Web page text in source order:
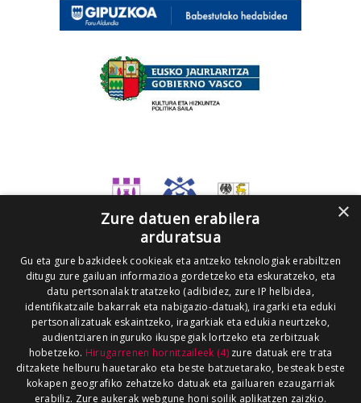
×
Zure datuen erabilera
arduratsua
Gu eta gure bazkideek cookieak eta antzeko teknologiak erabiltzen
ditugu zure gailuan informazioa gordetzeko eta eskuratzeko, eta
datu pertsonalak tratatzeko (adibidez, zure IP helbidea,
identifikatzaile bakarrak eta nabigazio-datuak), iragarki eta eduki
pertsonalizatuak eskaintzeko, iragarkiak eta edukia neurtzeko,
audientziaren inguruko ikuspegiak lortzeko eta zerbitzuak
hobetzeko. Hirugarrenen hornitzaileek (4)zure datuak ere trata
ditzakete helburu hauetarako eta beste batzuetarako, besteak beste
kokapen geografiko zehatzeko datuak eta gailuaren ezaugarriak
erabiliz. Zure aukerak webgune honi soilik aplikatzen zaizkio.